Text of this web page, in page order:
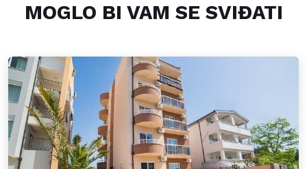
MOGLO BI VAM SE SVIĐATI